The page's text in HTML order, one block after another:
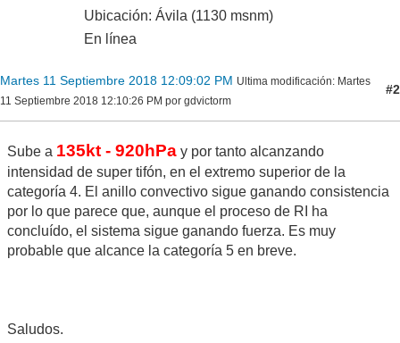
Ubicación: Ávila (1130 msnm)
En línea
Martes 11 Septiembre 2018 12:09:02 PM Ultima modificación: Martes
11 Septiembre 2018 12:10:26 PM por gdvictorm
#2
Sube a 135kt - 920hPa y por tanto alcanzando
intensidad de super tifón, en el extremo superior de la
categoría 4. El anillo convectivo sigue ganando consistencia
por lo que parece que, aunque el proceso de RI ha
concluído, el sistema sigue ganando fuerza. Es muy
probable que alcance la categoría 5 en breve.
Saludos.